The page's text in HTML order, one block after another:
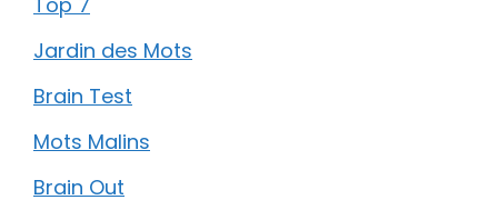
Jardin des Mots
Brain Test
Mots Malins
Brain Out